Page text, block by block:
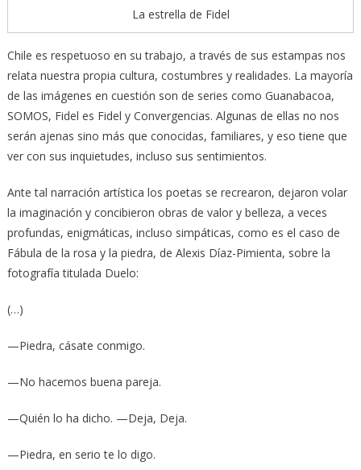
La estrella de Fidel
Chile es respetuoso en su trabajo, a través de sus estampas nos
relata nuestra propia cultura, costumbres y realidades. La mayoría
de las imágenes en cuestión son de series como Guanabacoa,
SOMOS, Fidel es Fidel y Convergencias. Algunas de ellas no nos
serán ajenas sino más que conocidas, familiares, y eso tiene que
ver con sus inquietudes, incluso sus sentimientos.
Ante tal narración artística los poetas se recrearon, dejaron volar
la imaginación y concibieron obras de valor y belleza, a veces
profundas, enigmáticas, incluso simpáticas, como es el caso de
Fábula de la rosa y la piedra, de Alexis Díaz-Pimienta, sobre la
fotografía titulada Duelo:
(…)
—Piedra, cásate conmigo.
—No hacemos buena pareja.
—Quién lo ha dicho. —Deja, Deja.
—Piedra, en serio te lo digo.